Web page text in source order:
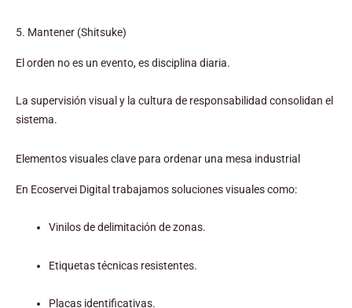
5. Mantener (Shitsuke)
El orden no es un evento, es disciplina diaria.
La supervisión visual y la cultura de responsabilidad consolidan el
sistema.
Elementos visuales clave para ordenar una mesa industrial
En Ecoservei Digital trabajamos soluciones visuales como:
Vinilos de delimitación de zonas.
Etiquetas técnicas resistentes.
Placas identificativas.